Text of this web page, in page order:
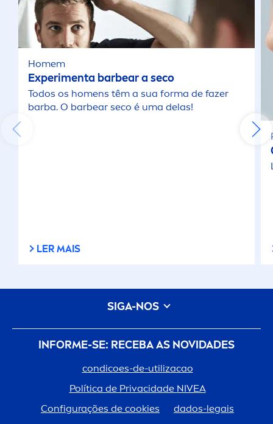
Homem
Experimenta barbear a seco
Todos os homens têm a sua forma de fazer
barba. O barbear seco é uma delas!
LER MAIS
INFORME-SE: RECEBA AS NOVIDADES
condicoes-de-utilizacao
Política de Privacidade NIVEA
Configurações de cookies
dados-legais
SIGA-NOS